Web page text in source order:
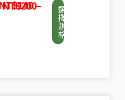
NT$140–
NT$200 選
擇
規
格